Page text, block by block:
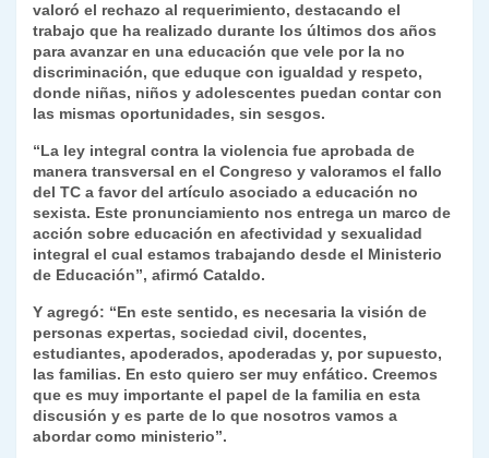
valoró el rechazo al requerimiento, destacando el
trabajo que ha realizado durante los últimos dos años
para avanzar en una educación que vele por la no
discriminación, que eduque con igualdad y respeto,
donde niñas, niños y adolescentes puedan contar con
las mismas oportunidades, sin sesgos.
“La ley integral contra la violencia fue aprobada de
manera transversal en el Congreso y valoramos el fallo
del TC a favor del artículo asociado a educación no
sexista. Este pronunciamiento nos entrega un marco de
acción sobre educación en afectividad y sexualidad
integral el cual estamos trabajando desde el Ministerio
de Educación”, afirmó Cataldo.
Y agregó: “En este sentido, es necesaria la visión de
personas expertas, sociedad civil, docentes,
estudiantes, apoderados, apoderadas y, por supuesto,
las familias. En esto quiero ser muy enfático. Creemos
que es muy importante el papel de la familia en esta
discusión y es parte de lo que nosotros vamos a
abordar como ministerio”.